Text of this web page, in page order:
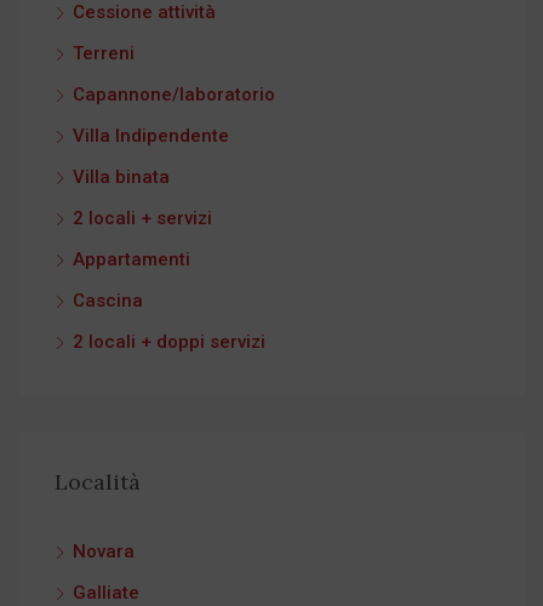
Cessione attività
Terreni
Capannone/laboratorio
Villa Indipendente
Villa binata
2 locali + servizi
Appartamenti
Cascina
2 locali + doppi servizi
Località
Novara
Galliate